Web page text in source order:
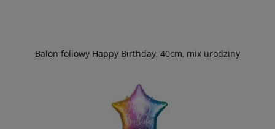
Balon foliowy Happy Birthday, 40cm, mix urodziny